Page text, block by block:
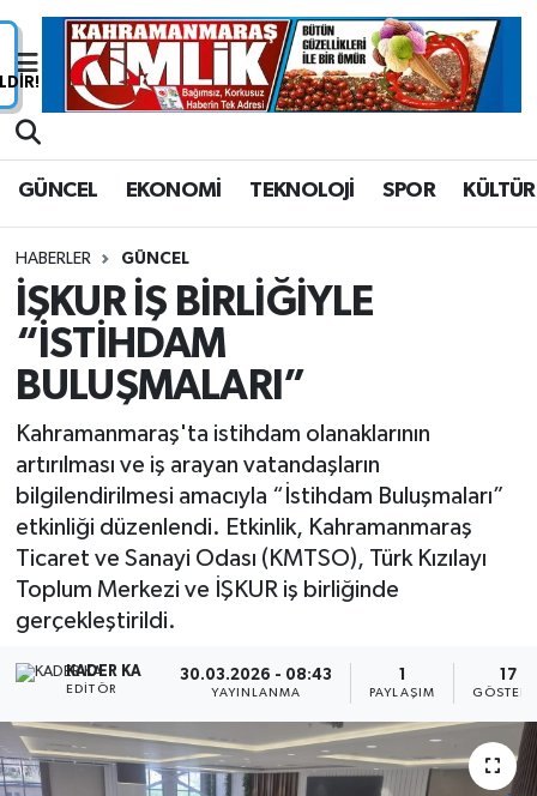
GÜNCEL EKONOMİ TEKNOLOJİ SPOR KÜLTÜR
HABERLER GÜNCEL
İŞKUR İŞ BİRLİĞİYLE
“İSTİHDAM
BULUŞMALARI”
Kahramanmaraş'ta istihdam olanaklarının
artırılması ve iş arayan vatandaşların
bilgilendirilmesi amacıyla “İstihdam Buluşmaları”
etkinliği düzenlendi. Etkinlik, Kahramanmaraş
Ticaret ve Sanayi Odası (KMTSO), Türk Kızılayı
Toplum Merkezi ve İŞKUR iş birliğinde
gerçekleştirildi.
KADER KA
EDITÖR
30.03.2026 - 08:43
YAYINLANMA
1
PAYLAŞIM
17
Nöbetçi Eczaneler
Trafik Durumu
Süper Lig Puan Durumu ve Fikstür
Tüm Manşetler
Son Dakika Haberleri
Haber Arşivi